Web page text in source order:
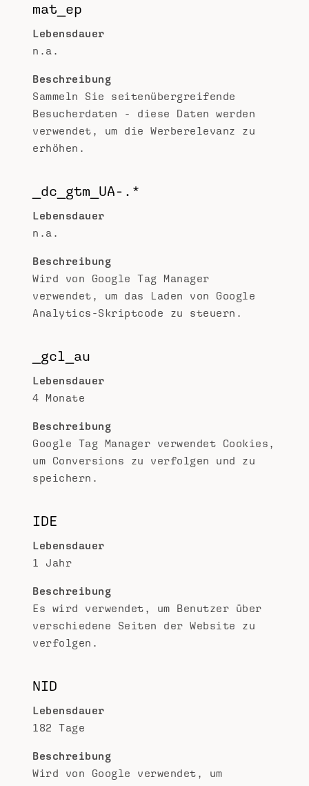
mat_ep
Lebensdauer
n.a.
Beschreibung
Sammeln Sie seitenübergreifende
Besucherdaten - diese Daten werden
verwendet, um die Werberelevanz zu
erhöhen.
_dc_gtm_UA-.*
Lebensdauer
n.a.
Beschreibung
Wird von Google Tag Manager
verwendet, um das Laden von Google
Analytics-Skriptcode zu steuern.
_gcl_au
Lebensdauer
4 Monate
Beschreibung
Google Tag Manager verwendet Cookies,
um Conversions zu verfolgen und zu
speichern.
IDE
Lebensdauer
1 Jahr
Beschreibung
Es wird verwendet, um Benutzer über
verschiedene Seiten der Website zu
verfolgen.
NID
Lebensdauer
182 Tage
Beschreibung
Wird von Google verwendet, um